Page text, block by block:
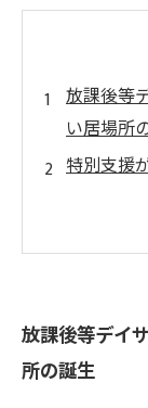
放課後等
い居場所
特別支援
の役割
放課後等
放課後等デイ
所の誕生